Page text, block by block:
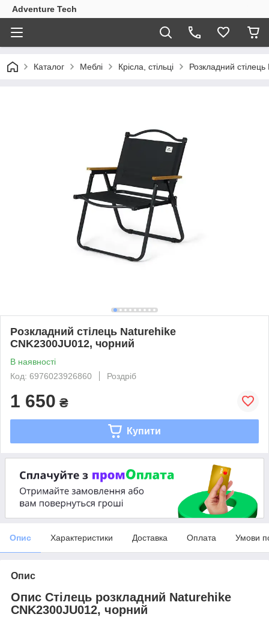
Adventure Tech
Каталог Меблі Крісла, стільці Розкладний
Розкладний стілець Naturehike
CNK2300JU012, чорний
В наявності
Код: 6976023926860
Роздріб
1 650 ₴
Купити
Опис Характеристики Доставка Оплата Умови
Опис
Опис Стілець розкладний Naturehike
CNK2300JU012, чорний